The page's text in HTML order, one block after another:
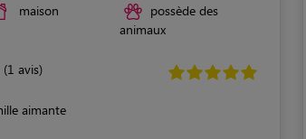
maison
possède des
animaux
avis)
aimante